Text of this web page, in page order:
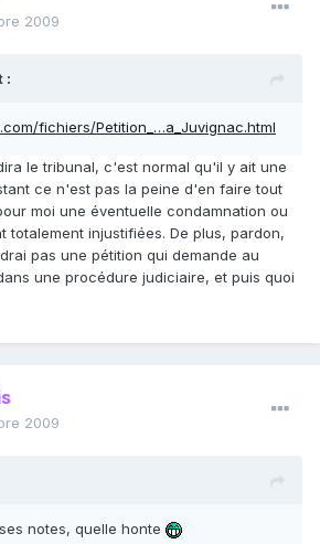
2009
:
fichiers/Petition_…a_Juvignac.html
le tribunal, c'est normal qu'il y ait une
ce n'est pas la peine d'en faire tout
moi une éventuelle condamnation ou
totalement injustifiées. De plus, pardon,
pas une pétition qui demande au
une procédure judiciaire, et puis quoi
2009
notes, quelle honte